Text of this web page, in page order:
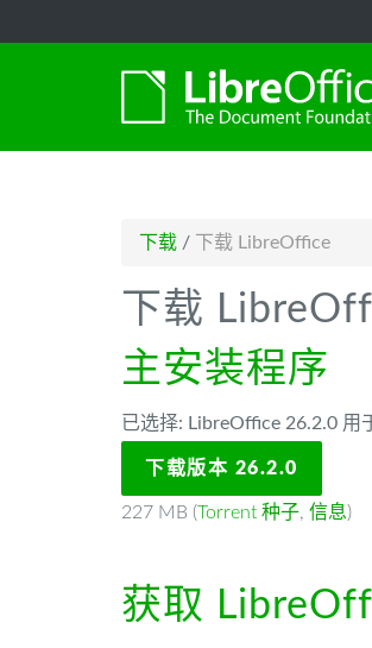
下载 / 下载 LibreOffice
下载
主安装程序
已选择: LibreOffice 26.2.0 用
下载版本 26.2.0
227 MB (Torrent 种子, 信息)
获取